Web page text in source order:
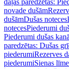
daļas paredzētas:
novade dušām
dušāmDušas noteces
notecesPiederumi
Piederumi dušas
paredzētas: Dušas
piederumiRezerves
piederumiSienas